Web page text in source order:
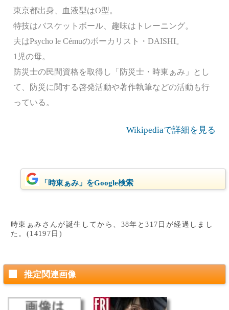
東京都出身、血液型はO型。
特技はバスケットボール、趣味はトレーニング。
夫はPsycho le Cémuのボーカリスト・DAISHI。
1児の母。
防災士の民間資格を取得し「防災士・時東ぁみ」とし
て、防災に関する啓発活動や著作執筆などの活動も行
っている。
Wikipediaで詳細を見る
「時東ぁみ」をGoogle検索
時東ぁみさんが誕生してから、38年と317日が経過しまし
た。(14197日)
推定関連画像